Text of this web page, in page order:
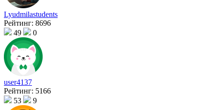
Lyudmilastudents
Рейтинг: 8696
49
0
user4137
Рейтинг: 5166
53
9